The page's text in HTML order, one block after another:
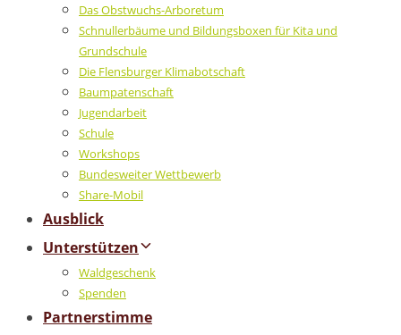
Das Obstwuchs-Arboretum
Schnullerbäume und Bildungsboxen für Kita und
Grundschule
Die Flensburger Klimabotschaft
Baumpatenschaft
Jugendarbeit
Schule
Workshops
Bundesweiter Wettbewerb
Share-Mobil
Ausblick
Unterstützen
Waldgeschenk
Spenden
Partnerstimme